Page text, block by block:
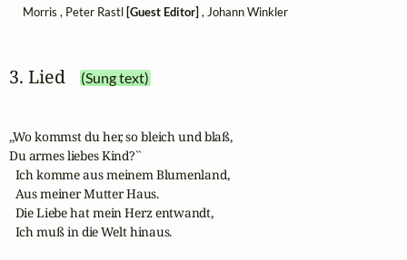
Morris , Peter Rastl[Guest Editor], Johann Winkler
3. Lied (Sung text)
,,Wo kommst du her, so bleich und blaß,
Du armes liebes Kind?``
  Ich komme aus meinem Blumenland,
  Aus meiner Mutter Haus.
  Die Liebe hat mein Herz entwandt,
  Ich muß in die Welt hinaus.